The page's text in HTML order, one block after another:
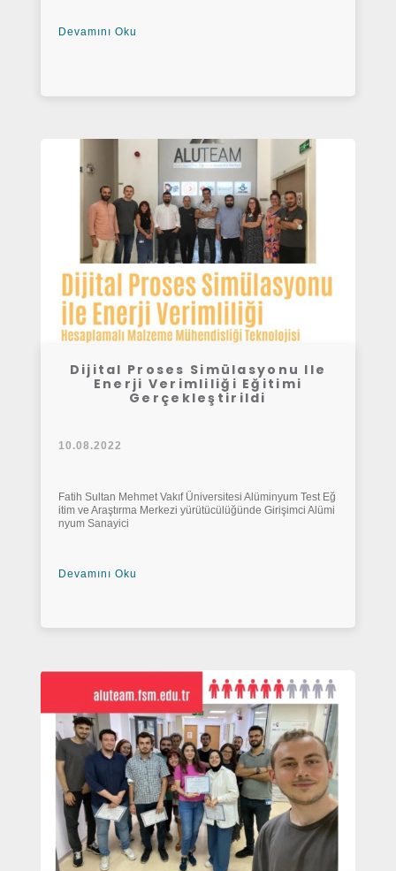
Devamını Oku
Dijital Proses Simülasyonu Ile
Enerji Verimliliği Eğitimi
Gerçekleştirildi
10.08.2022
Fatih Sultan Mehmet Vakıf Üniversitesi Alüminyum Test Eğ
itim ve Araştırma Merkezi yürütücülüğünde Girişimci Alümi
nyum Sanayici
Devamını Oku